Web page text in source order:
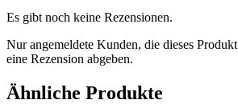
Es gibt noch keine Rezensionen.
Nur angemeldete Kunden, die dieses
eine Rezension abgeben.
Ähnliche Produkte